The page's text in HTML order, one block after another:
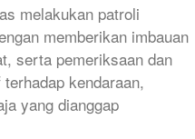
melakukan patroli
memberikan imbauan
serta pemeriksaan dan
kendaraan,
yang dianggap